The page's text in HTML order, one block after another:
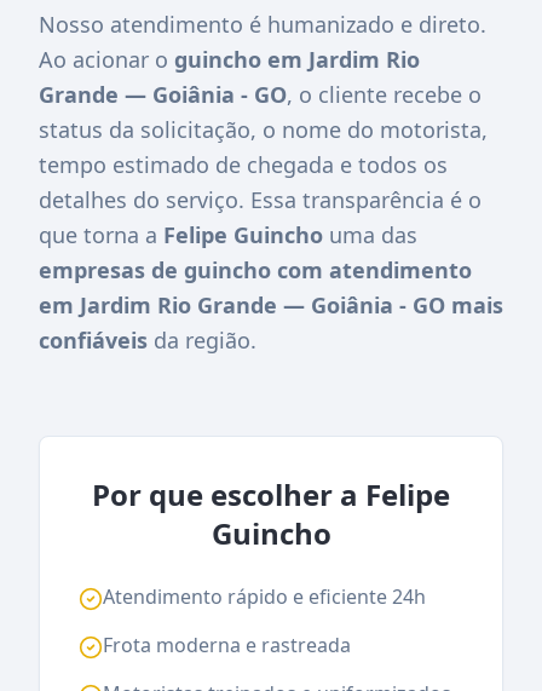
Nosso atendimento é humanizado e direto.
Ao acionar o guincho em Jardim Rio
Grande — Goiânia - GO, o cliente recebe o
status da solicitação, o nome do motorista,
tempo estimado de chegada e todos os
detalhes do serviço. Essa transparência é o
que torna a Felipe Guincho uma das
empresas de guincho com atendimento
em Jardim Rio Grande — Goiânia - GO mais
confiáveis da região.
Por que escolher a Felipe
Guincho
Atendimento rápido e eficiente 24h
Frota moderna e rastreada